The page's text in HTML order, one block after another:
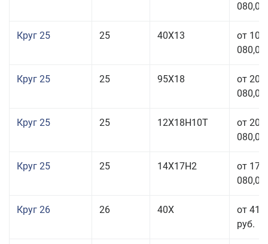
080,00
Круг 25 25 40Х13
от 103
080,00
Круг 25 25 95Х18
от 208
080,00
Круг 25 25 12Х18Н10Т
от 208
080,00
Круг 25 25 14Х17Н2
от 179
080,00
Круг 26 26 40Х
от 41
руб.